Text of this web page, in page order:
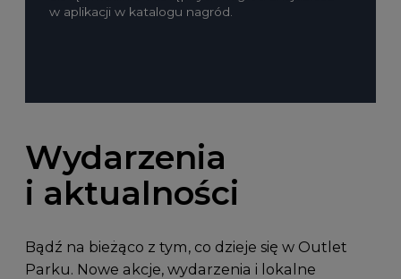
w aplikacji w katalogu nagród.
Wydarzenia
i aktualności
Bądź na bieżąco z tym, co dzieje się w Outlet
Parku. Nowe akcje, wydarzenia i lokalne